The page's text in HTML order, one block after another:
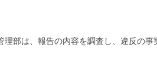
部は、報告の内容を調査し、違反の事